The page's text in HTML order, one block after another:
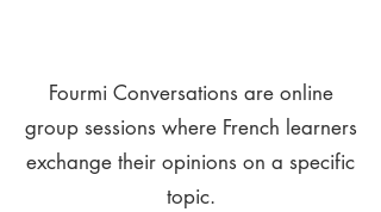
Fourmi Conversations are online
group sessions where French learners
exchange their opinions on a specific
topic.